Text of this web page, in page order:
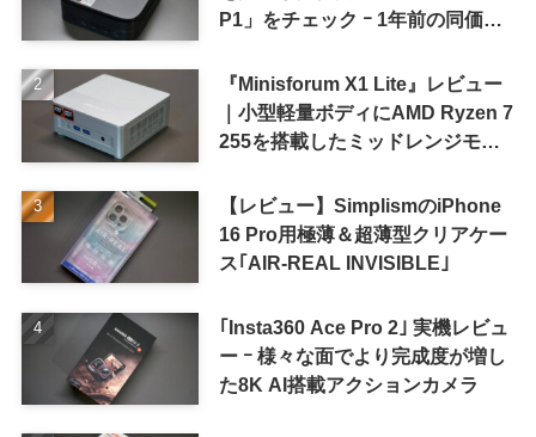
P1」をチェック ｰ 1年前の同価格
『Minisforum X1 Lite』レビュー
｜小型軽量ボディにAMD Ryzen 7
255を搭載したミッドレンジモデ
【レビュー】SimplismのiPhone
16 Pro用極薄＆超薄型クリアケー
ス｢AIR-REAL INVISIBLE｣
｢Insta360 Ace Pro 2｣ 実機レビュ
ー ｰ 様々な面でより完成度が増し
た8K AI搭載アクションカメラ